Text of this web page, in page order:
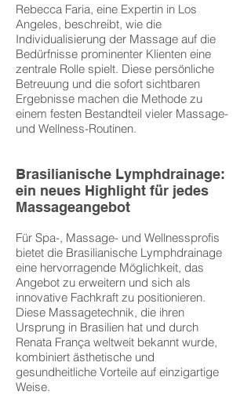
Rebecca Faria, eine Expertin in Los
Angeles, beschreibt, wie die
Individualisierung der Massage auf die
Bedürfnisse prominenter Klienten eine
zentrale Rolle spielt. Diese persönliche
Betreuung und die sofort sichtbaren
Ergebnisse machen die Methode zu
einem festen Bestandteil vieler Massage-
und Wellness-Routinen.
Brasilianische Lymphdrainage:
ein neues Highlight für jedes
Massageangebot
Für Spa-, Massage- und Wellnessprofis
bietet die Brasilianische Lymphdrainage
eine hervorragende Möglichkeit, das
Angebot zu erweitern und sich als
innovative Fachkraft zu positionieren.
Diese Massagetechnik, die ihren
Ursprung in Brasilien hat und durch
Renata França weltweit bekannt wurde,
kombiniert ästhetische und
gesundheitliche Vorteile auf einzigartige
Weise.